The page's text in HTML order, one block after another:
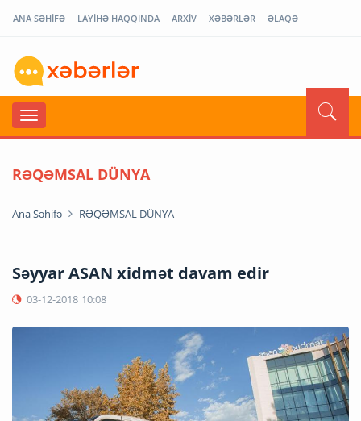
ANA SƏHİFƏ LAYİHƏ HAQQINDA ARXİV XƏBƏRLƏR ƏLAQƏ
RƏQƏMSAL DÜNYA
Ana Səhifə RƏQƏMSAL DÜNYA
Səyyar ASAN xidmət davam edir
03-12-2018 10:08